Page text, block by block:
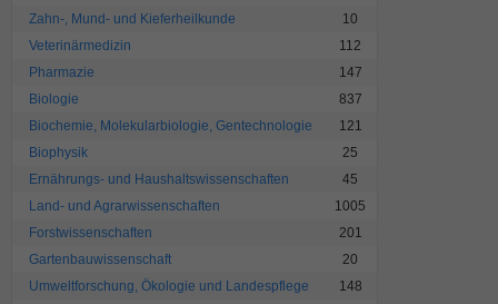
Zahn-, Mund- und Kieferheilkunde
10
Veterinärmedizin
112
Pharmazie
147
Biologie
837
Biochemie, Molekularbiologie, Gentechnologie
121
Biophysik
25
Ernährungs- und Haushaltswissenschaften
45
Land- und Agrarwissenschaften
1005
Forstwissenschaften
201
Gartenbauwissenschaft
20
Umweltforschung, Ökologie und Landespflege
148